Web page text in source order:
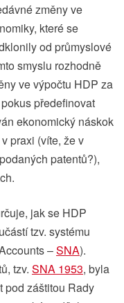
změny ve
které se
od průmyslové
smyslu rozhodně
ve výpočtu HDP za
předefinovat
ekonomický náskok
praxi (víte, že v
patentů?),
jak se HDP
tzv. systému
–SNA).
tzv. SNA 1953, byla
pod záštitou Rady